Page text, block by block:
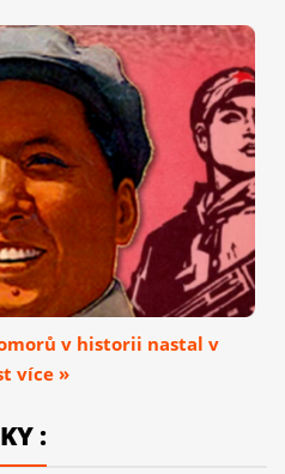
v historii nastal v
více »
: